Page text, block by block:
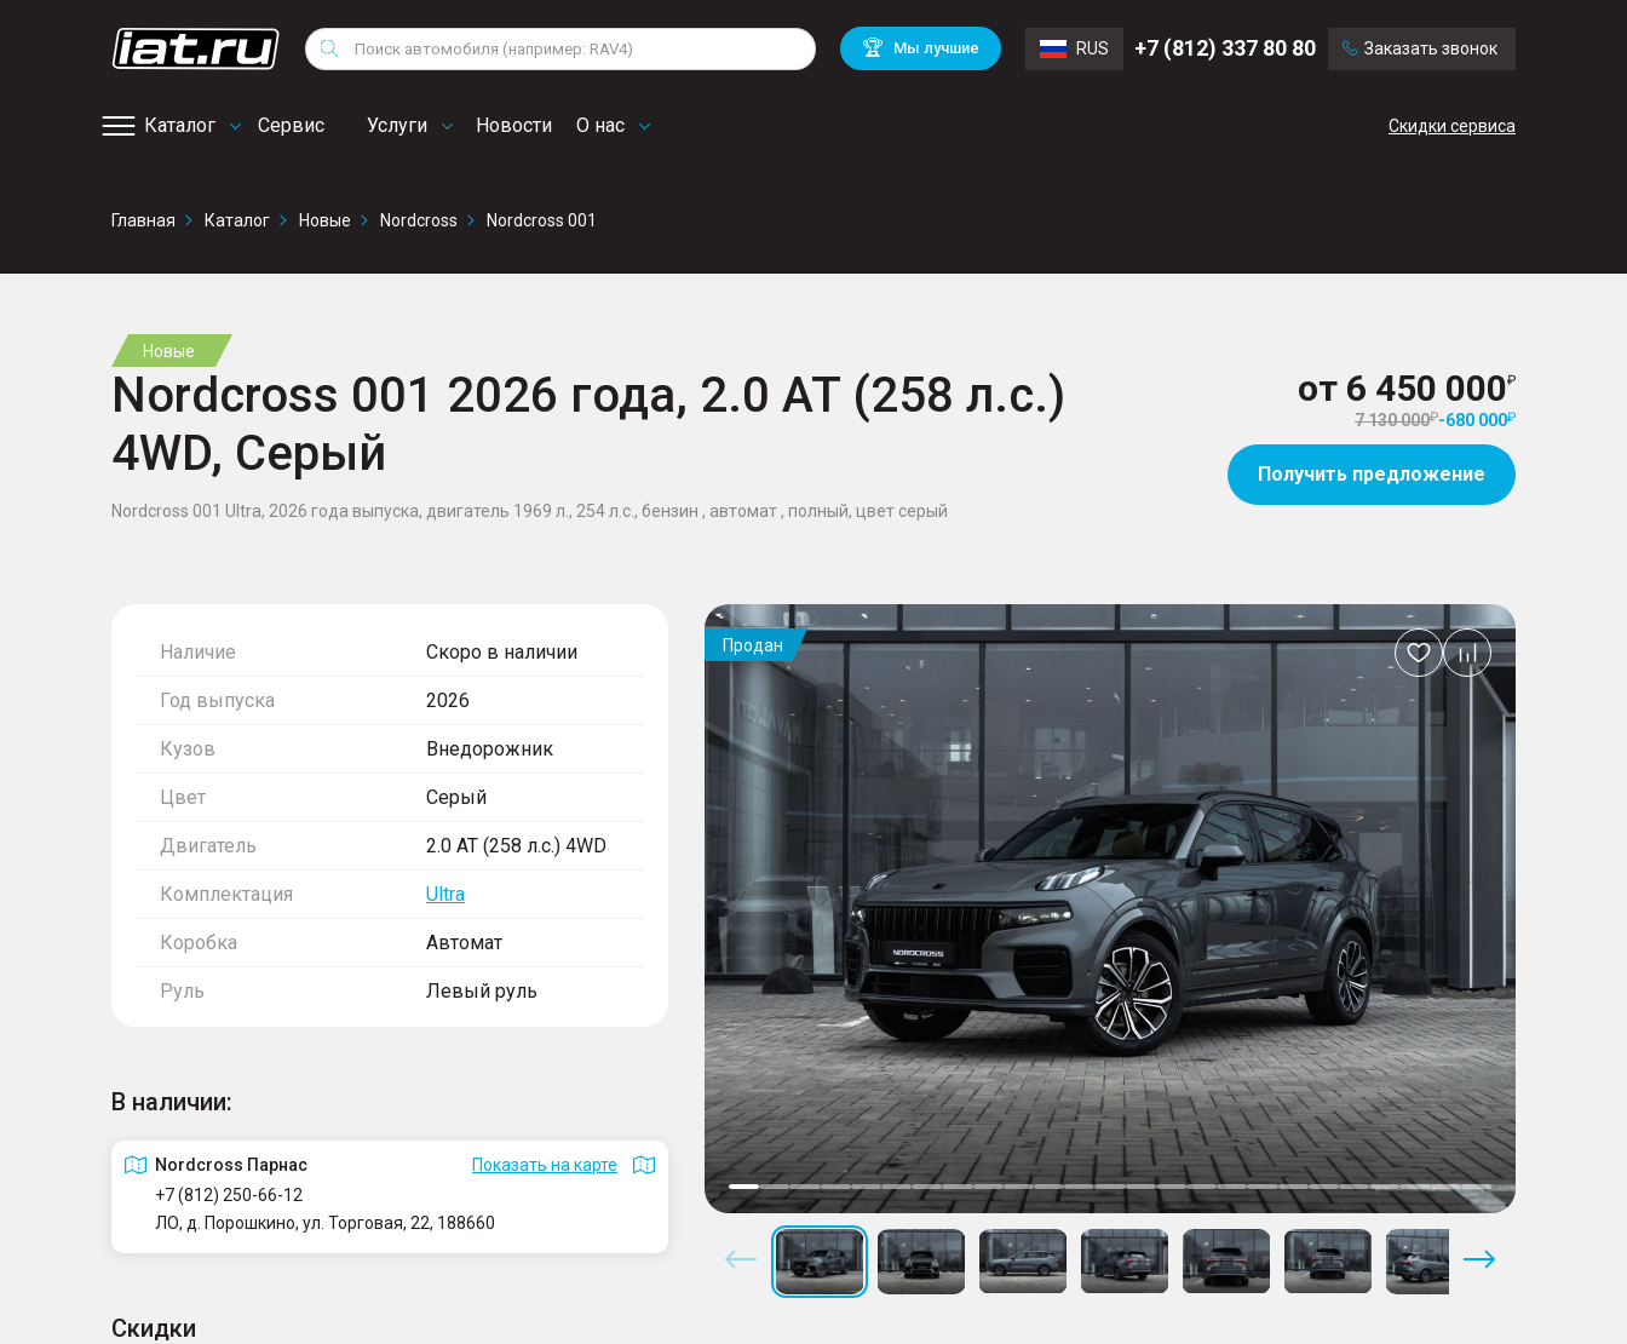
Поиск 🏆 Мы лучшие RUS +7 (812) 337 80 80 Заказать звонок
Каталог Сервис
сервис
Услуги Новости О нас Скидки сервиса
Снегоходы
Квадроциклы
Volkswagen
Mitsubishi BMW
Audi
Chevrolet Mercedes Benz
Главная Каталог Новые Nordcross Nordcross 001
Новые
Nordcross 001 2026 года, 2.0 AT (258 л.с.)
4WD, Серый
Nordcross 001 Ultra, 2026 года выпуска, двигатель 1969 л., 254 л.с., бензин , автомат , полный, цвет серый
от 6 450 000
7 130 000 -680 000
Получить предложение
Наличие Скоро в наличии
Год выпуска 2026
Кузов Внедорожник
Цвет Серый
Двигатель 2.0 AT (258 л.с.) 4WD
Комплектация Ultra
Коробка Автомат
Руль Левый руль
В наличии:
Nordcross Парнас
Показать на карте
+7 (812) 250-66-12
ЛО, д. Порошкино, ул. Торговая, 22, 188660
Скидки
Продан
Добавить
в
избранное